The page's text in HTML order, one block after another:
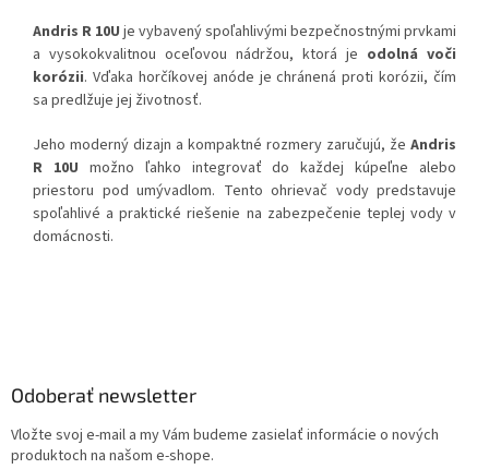
Andris R 10U je vybavený spoľahlivými bezpečnostnými prvkami
a vysokokvalitnou oceľovou nádržou, ktorá je odolná voči
korózii. Vďaka horčíkovej anóde je chránená proti korózii, čím
sa predlžuje jej životnosť.
Jeho moderný dizajn a kompaktné rozmery zaručujú, že Andris
R 10U možno ľahko integrovať do každej kúpeľne alebo
priestoru pod umývadlom. Tento ohrievač vody predstavuje
spoľahlivé a praktické riešenie na zabezpečenie teplej vody v
domácnosti.
Odoberať newsletter
Vložte svoj e-mail a my Vám budeme zasielať informácie o nových
produktoch na našom e-shope.